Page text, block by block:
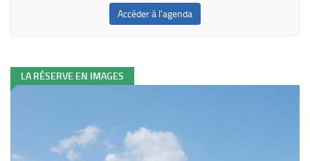
Accéder à l'agenda
LA RÉSERVE EN IMAGES